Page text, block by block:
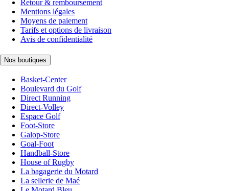
Retour & remboursement
Mentions légales
Moyens de paiement
Tarifs et options de livraison
Avis de confidentialité
Nos boutiques
Basket-Center
Boulevard du Golf
Direct Running
Direct-Volley
Espace Golf
Foot-Store
Galop-Store
Goal-Foot
Handball-Store
House of Rugby
La bagagerie du Motard
La sellerie de Maé